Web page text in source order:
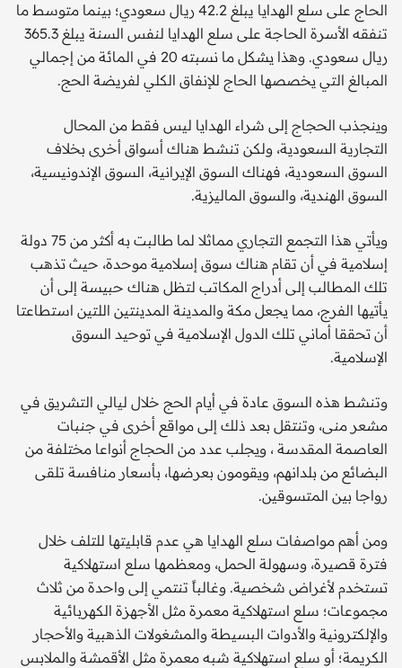
الحاج على سلع الهدايا يبلغ 42.2 ريال سعودي؛ بينما متوسط ما
تنفقه الأسرة الحاجة على سلع الهدايا لنفس السنة يبلغ 365.3
ريال سعودي. وهذا يشكل ما نسبته 20 في المائة من إجمالي
المبالغ التي يخصصها الحاج للإنفاق الكلي لفريضة الحج.
وينجذب الحجاج إلى شراء الهدايا ليس فقط من المحال
التجارية السعودية، ولكن تنشط هناك أسواق أخرى بخلاف
السوق السعودية، فهناك السوق الإيرانية، السوق الإندونيسية،
السوق الهندية، والسوق الماليزية.
ويأتي هذا التجمع التجاري مماثلا لما طالبت به أكثر من 75 دولة
إسلامية في أن تقام هناك سوق إسلامية موحدة، حيث تذهب
تلك المطالب إلى أدراج المكاتب لتظل هناك حبيسة إلى أن
يأتيها الفرج، مما يجعل مكة والمدينة المدينتين اللتين استطاعتا
أن تحققا أماني تلك الدول الإسلامية في توحيد السوق
الإسلامية.
وتنشط هذه السوق عادة في أيام الحج خلال ليالي التشريق في
مشعر منى، وتنتقل بعد ذلك إلى مواقع أخرى في جنبات
العاصمة المقدسة ، ويجلب عدد من الحجاج أنواعا مختلفة من
البضائع من بلدانهم، ويقومون بعرضها، بأسعار منافسة تلقى
رواجا بين المتسوقين.
ومن أهم مواصفات سلع الهدايا هي عدم قابليتها للتلف خلال
فترة قصيرة، وسهولة الحمل، ومعظمها سلع استهلاكية
تستخدم لأغراض شخصية. وغالباً تنتمي إلى واحدة من ثلاث
مجموعات؛ سلع استهلاكية معمرة مثل الأجهزة الكهربائية
والإلكترونية والأدوات البسيطة والمشغولات الذهبية والأحجار
الكريمة؛ أو سلع استهلاكية شبه معمرة مثل الأقمشة والملابس